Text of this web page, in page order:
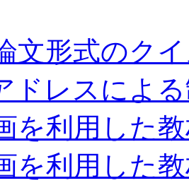
文形式のク
ドレスによ
を利用した
を利用した